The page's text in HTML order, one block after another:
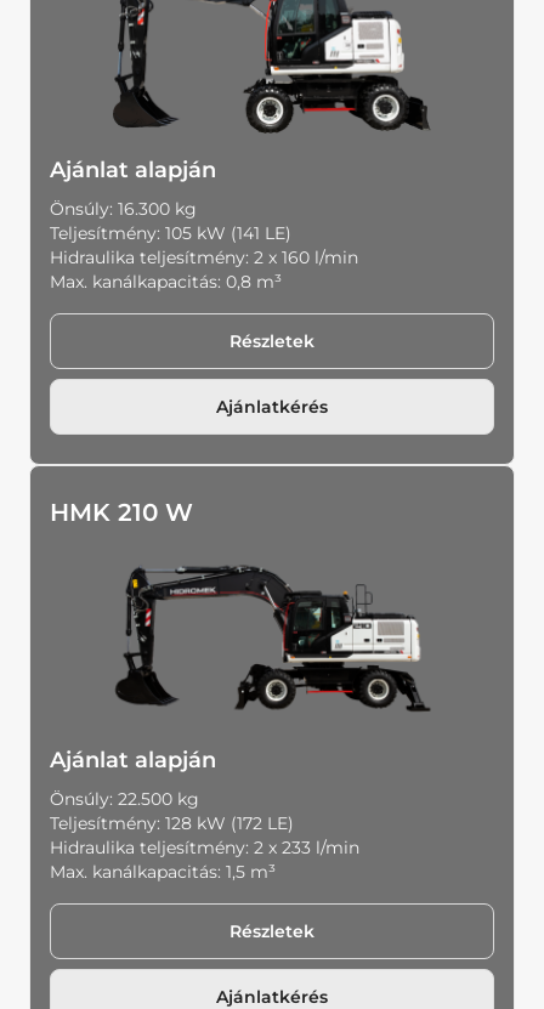
Homlokrakodók
Földtömörítő hengerek
Földgyaluk, gréderek
Speciális kotrógépek és átrakógépek
Hidromek kiegészítők
Ajánlat alapján
Önsúly: 16.300 kg
Teljesítmény: 105 kW (141 LE)
Hidraulika teljesítmény: 2 x 160 l/min
Max. kanálkapacitás: 0,8 m³
Részletek
Ajánlatkérés
HMK 210 W
Ajánlat alapján
Önsúly: 22.500 kg
Teljesítmény: 128 kW (172 LE)
Hidraulika teljesítmény: 2 x 233 l/min
Max. kanálkapacitás: 1,5 m³
Részletek
Ajánlatkérés